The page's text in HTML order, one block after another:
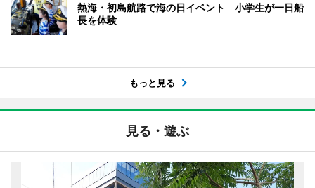
熱海・初島航路で海の日イベント 小学生が一日船
長を体験
もっと見る
見る・遊ぶ